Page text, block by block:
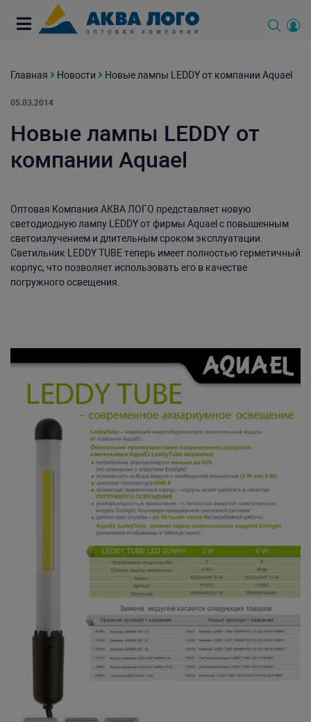
Главная Новости Новые лампы LEDDY от компании Aquael
05.03.2014
Новые лампы LEDDY от
компании Aquael
Оптовая Компания АКВА ЛОГО представляет новую
светодиодную лампу LEDDY от фирмы Aquael с повышенным
светоизлучением и длительным сроком эксплуатации.
Светильник LEDDY TUBE теперь имеет полностью герметичный
корпус, что позволяет использовать его в качестве
погружного освещения.